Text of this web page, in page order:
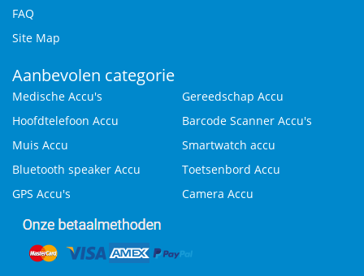
FAQ
Site Map
Aanbevolen categorie
Medische Accu's
Gereedschap Accu
Hoofdtelefoon Accu
Barcode Scanner Accu's
Muis Accu
Smartwatch accu
Bluetooth speaker Accu
Toetsenbord Accu
GPS Accu's
Camera Accu